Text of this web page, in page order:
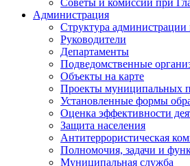
Советы и комиссии при
Администрация
Структура администрации
Руководители
Департаменты
Подведомственные
Объекты на карте
Проекты муниципальных
Установленные формы
Оценка эффективности
Защита населения
Антитеррористическая
Полномочия, задачи и
Муниципальная служба